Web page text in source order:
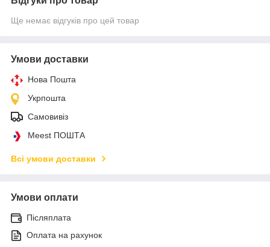
Ще немає відгуків про цей товар
Умови доставки
Нова Пошта
Укрпошта
Самовивіз
Meest ПОШТА
Всі умови доставки
Умови оплати
Післяплата
Оплата на рахунок